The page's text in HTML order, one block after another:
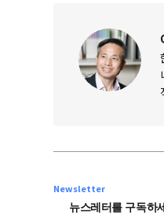
Newsletter
뉴스레터를 구독하